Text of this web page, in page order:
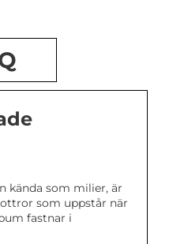
kända som milier, är
som uppstår när
fastnar i